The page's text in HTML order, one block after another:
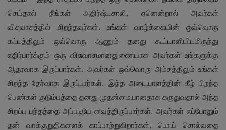
செய்தால் நீங்கள் அதிர்ஷ்டசாலி, ஏனென்றால் அவர்கள்
விசுவாசத்தில் சிறந்தவர்கள். உங்கள் வாழ்க்கையின் ஒவ்வொரு
கட்டத்திலும் ஒவ்வொரு ஆணும் தனது கூட்டாளியிடமிருந்து
எதிர்பார்க்கும் ஒரு விசுவாசமானதுணையாக அவர்கள் உங்களுக்கு
ஆதரவாக இருப்பார்கள். அவர்கள் ஒவ்வொரு அம்சத்திலும் உங்கள்
சிறந்த தேர்வாக இருப்பார்கள். இந்த அடையாளத்தின் கீழ் பிறந்த
பெண்கள் குடும்பத்தை தனது முதன்மையானதாக கருதுவதால் அந்த
சிறப்பு பந்தத்தை அப்படியே வைத்திருப்பார்கள். அவர்கள் எப்போதும்
தன் வாக்குறுதிகளைக் காப்பாற்றுகிறார்கள், பொய் சொல்வதை